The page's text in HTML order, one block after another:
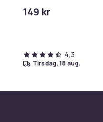
149 kr
4,3
tirsdag, 18 aug.